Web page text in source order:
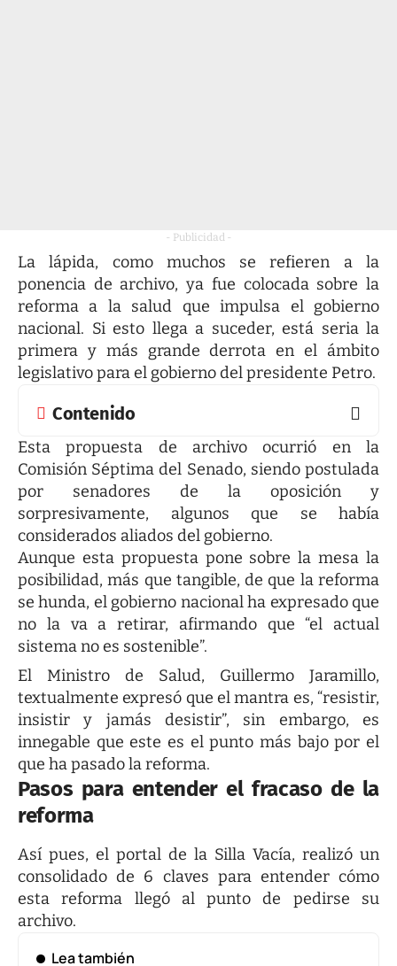
- Publicidad -
La lápida, como muchos se refieren a la
ponencia de archivo, ya fue colocada sobre la
reforma a la salud que impulsa el gobierno
nacional. Si esto llega a suceder, está seria la
primera y más grande derrota en el ámbito
legislativo para el gobierno del presidente Petro.
Contenido
Esta propuesta de archivo ocurrió en la
Comisión Séptima del Senado, siendo postulada
por senadores de la oposición y
sorpresivamente, algunos que se había
considerados aliados del gobierno.
Aunque esta propuesta pone sobre la mesa la
posibilidad, más que tangible, de que la reforma
se hunda, el gobierno nacional ha expresado que
no la va a retirar, afirmando que “el actual
sistema no es sostenible”.
El Ministro de Salud, Guillermo Jaramillo,
textualmente expresó que el mantra es, “resistir,
insistir y jamás desistir”, sin embargo, es
innegable que este es el punto más bajo por el
que ha pasado la reforma.
Pasos para entender el fracaso de la
reforma
Así pues, el portal de la Silla Vacía, realizó un
consolidado de 6 claves para entender cómo
esta reforma llegó al punto de pedirse su
archivo.
Lea también